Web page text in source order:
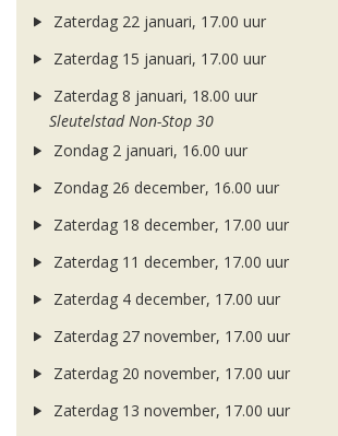
Zaterdag 22 januari, 17.00 uur
Zaterdag 15 januari, 17.00 uur
Zaterdag 8 januari, 18.00 uur
Sleutelstad Non-Stop 30
Zondag 2 januari, 16.00 uur
Zondag 26 december, 16.00 uur
Zaterdag 18 december, 17.00 uur
Zaterdag 11 december, 17.00 uur
Zaterdag 4 december, 17.00 uur
Zaterdag 27 november, 17.00 uur
Zaterdag 20 november, 17.00 uur
Zaterdag 13 november, 17.00 uur